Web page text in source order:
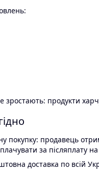
продукти
покупку: продавець
за післяплату
доставка по всій